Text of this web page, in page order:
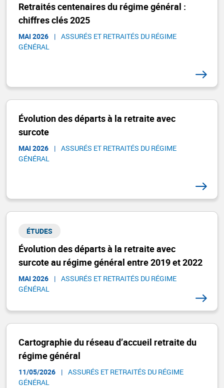
Retraités centenaires du régime général :
chiffres clés 2025
MAI 2026 | ASSURÉS ET RETRAITÉS DU RÉGIME
GÉNÉRAL​
Évolution des départs à la retraite avec
surcote
MAI 2026 | ASSURÉS ET RETRAITÉS DU RÉGIME
GÉNÉRAL​
Évolution des départs à la retraite avec
surcote au régime général entre 2019 et 2022
ÉTUDES
MAI 2026 | ASSURÉS ET RETRAITÉS DU RÉGIME
GÉNÉRAL​
Cartographie du réseau d’accueil retraite du
régime général
11/05/2026 | ASSURÉS ET RETRAITÉS DU RÉGIME
GÉNÉRAL​